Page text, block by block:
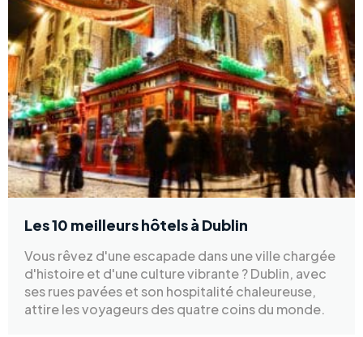
Les 10 meilleurs hôtels à Dublin
Vous rêvez d'une escapade dans une ville chargée
d'histoire et d'une culture vibrante ? Dublin, avec
ses rues pavées et son hospitalité chaleureuse,
attire les voyageurs des quatre coins du monde.